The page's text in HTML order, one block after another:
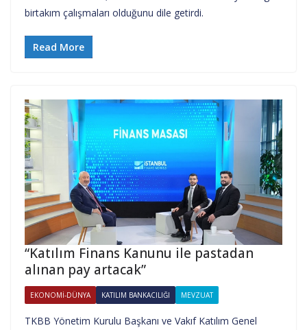
birtakım çalışmaları olduğunu dile getirdi.
Read More
“Katılım Finans Kanunu ile pastadan
alınan pay artacak”
EKONOMI-DÜNYA KATILIM BANKACILIĞI MEVZUAT
TKBB Yönetim Kurulu Başkanı ve Vakıf Katılım Genel